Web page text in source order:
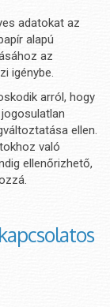
adatokat az
alapú
az
igénybe.
arról, hogy
ellen.
való
ellenőrizhető,